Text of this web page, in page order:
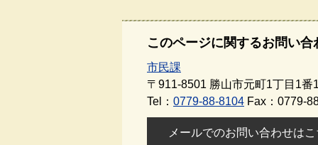
このページに関するお問い合
市民課
〒911-8501 勝山市元町1丁目1番
Tel： 0779-88-8104 Fax：0779-
メールでのお問い合わせは